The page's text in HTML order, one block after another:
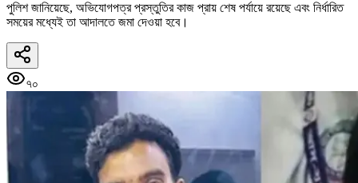
পুলিশ জানিয়েছে, অভিযোগপত্র প্রস্তুতির কাজ প্রায় শেষ পর্যায়ে রয়েছে এবং নির্ধারিত
সময়ের মধ্যেই তা আদালতে জমা দেওয়া হবে।
৭০